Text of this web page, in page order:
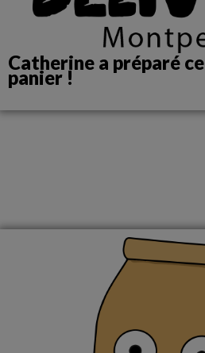
Catherine a préparé ce
panier !